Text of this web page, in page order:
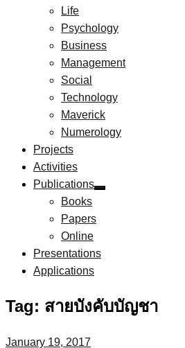
Life
Psychology
Business
Management
Social
Technology
Maverick
Numerology
Projects
Activities
Publications
Books
Papers
Online
Presentations
Applications
Tag: สายบังคับบัญชา
January 19, 2017